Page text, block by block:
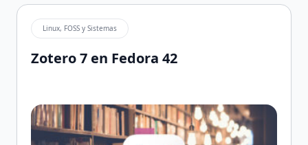
Linux, FOSS y Sistemas
Zotero 7 en Fedora 42